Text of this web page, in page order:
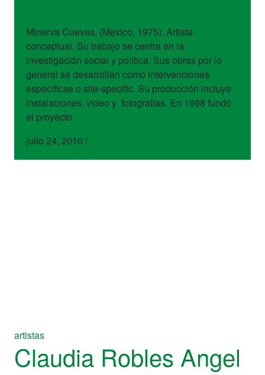
Minerva Cuevas, (Mexico, 1975). Artista
conceptual. Su trabajo se centra en la
investigación social y política. Sus obras por lo
general se desarrollan como intervenciones
específicas o site-specific. Su producción incluye
instalaciones, video y fotografías. En 1998 fundó
el proyecto
julio 24, 2010 /
artistas
Claudia Robles Angel